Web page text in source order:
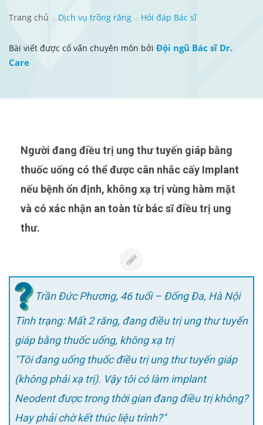
Trang chủ Dịch vụ trồng răng Hỏi đáp Bác sĩ
Bài viết được cố vấn chuyên môn bởi Đội ngũ Bác sĩ Dr.
Care
Người đang điều trị ung thư tuyến giáp bằng
thuốc uống có thể được cân nhắc cấy Implant
nếu bệnh ổn định, không xạ trị vùng hàm mặt
và có xác nhận an toàn từ bác sĩ điều trị ung
thư.
Trần Đức Phương, 46 tuổi – Đống Đa, Hà Nội
Tình trạng: Mất 2 răng, đang điều trị ung thư tuyến
giáp bằng thuốc uống, không xạ trị
"Tôi đang uống thuốc điều trị ung thư tuyến giáp
(không phải xạ trị). Vậy tôi có làm implant
Neodent được trong thời gian đang điều trị không?
Hay phải chờ kết thúc liệu trình?"